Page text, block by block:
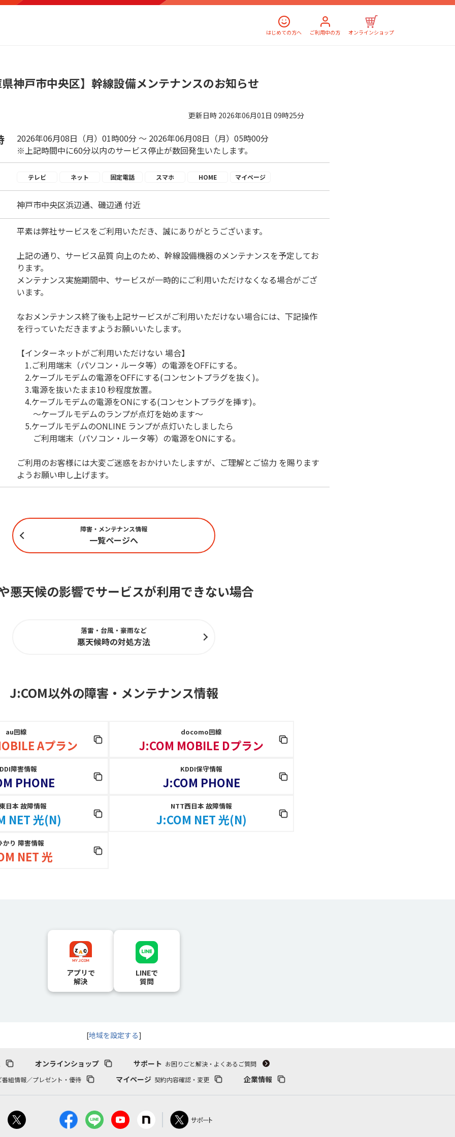
はじめての方へ ご利用中の方 オンラインショップ
神戸市中央区】幹線設備メンテナンスのお知らせ
更新日時 2026年06月01日 09時25分
2026年06月08日（月）01時00分 ～ 2026年06月08日（月）05時00分
※上記時間中に60分以内のサービス停止が数回発生いたします。
テレビ ネット 固定電話 スマホ HOME マイページ
神戸市中央区浜辺通、磯辺通 付近
平素は弊社サービスをご利用いただき、誠にありがとうございます。
上記の通り、サービス品質 向上のため、幹線設備機器のメンテナンスを予定してお
ります。
メンテナンス実施期間中、サービスが一時的にご利用いただけなくなる場合がござ
います。
なおメンテナンス終了後も上記サービスがご利用いただけない場合には、下記操作
を行っていただきますようお願いいたします。
【インターネットがご利用いただけない 場合】
1.ご利用端末（パソコン・ルータ等）の電源をOFFにする。
2.ケーブルモデムの電源をOFFにする(コンセントプラグを抜く)。
3.電源を抜いたまま10 秒程度放置。
4.ケーブルモデムの電源をONにする(コンセントプラグを挿す)。
～ケーブルモデムのランプが点灯を始めます～
5.ケーブルモデムのONLINE ランプが点灯いたしましたら
ご利用端末（パソコン・ルータ等）の電源をONにする。
ご利用のお客様には大変ご迷惑をおかけいたしますが、ご理解とご協力 を賜ります
ようお願い申し上げます。
障害・メンテナンス情報
一覧ページへ
悪天候の影響でサービスが利用できない場合
落雷・台風・豪雨など
悪天候時の対処方法
J:COM以外の障害 ・ メンテナンス情報
au回線
Aプラン
docomo回線
J:COM MOBILE Dプラン
障害情報
PHONE
KDDI保守情報
J:COM PHONE
日本 故障情報
NET 光(N)
NTT西日本 故障情報
J:COM NET 光(N)
かり 障害情報
NET 光
アプリで
解決
LINEで
質問
[地域を設定する]
オンラインショップ サポート お困りごと解決・よくあるご質問
番組情報／プレゼント・優待
マイページ 契約内容確認・変更 企業情報